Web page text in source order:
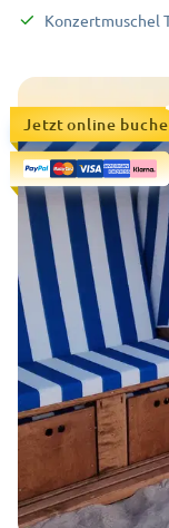
Konzertmuschel
Jetzt online